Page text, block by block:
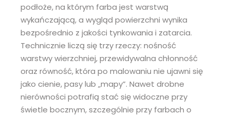
podłoże, na którym farba jest warstwą
wykańczającą, a wygląd powierzchni wynika
bezpośrednio z jakości tynkowania i zatarcia.
Technicznie liczą się trzy rzeczy: nośność
warstwy wierzchniej, przewidywalna chłonność
oraz równość, która po malowaniu nie ujawni się
jako cienie, pasy lub „mapy”. Nawet drobne
nierówności potrafią stać się widoczne przy
świetle bocznym, szczególnie przy farbach o